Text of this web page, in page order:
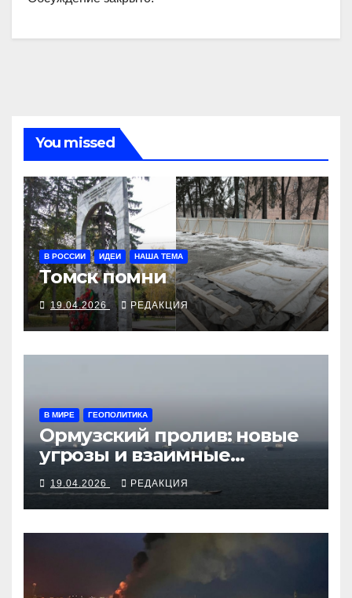
You missed
В РОССИИ ИДЕИ НАША ТЕМА
Томск помни
19.04.2026 РЕДАКЦИЯ
В МИРЕ ГЕОПОЛИТИКА
Ормузский пролив: новые
угрозы и взаимные
обвинения
19.04.2026 РЕДАКЦИЯ